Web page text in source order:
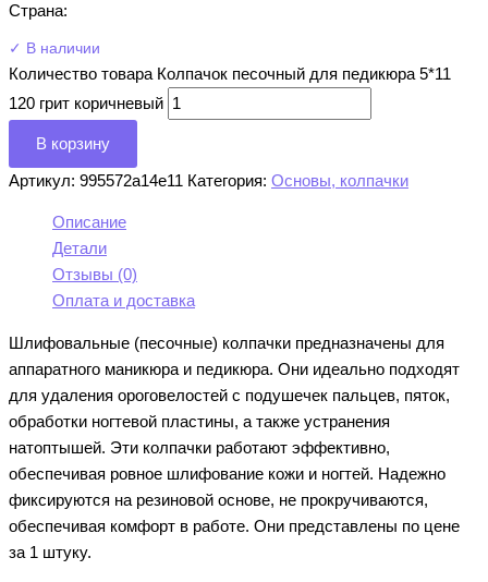
Страна:
✓ В наличии
Количество товара Колпачок песочный для педикюра 5*11
120 грит коричневый
В корзину
Артикул: 995572a14e11 Категория: Основы, колпачки
Описание
Детали
Отзывы (0)
Оплата и доставка
Шлифовальные (песочные) колпачки предназначены для
аппаратного маникюра и педикюра. Они идеально подходят
для удаления ороговелостей с подушечек пальцев, пяток,
обработки ногтевой пластины, а также устранения
натоптышей. Эти колпачки работают эффективно,
обеспечивая ровное шлифование кожи и ногтей. Надежно
фиксируются на резиновой основе, не прокручиваются,
обеспечивая комфорт в работе. Они представлены по цене
за 1 штуку.